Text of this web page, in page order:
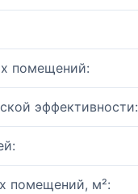
помещений:
эффективности:
помещений, м²: